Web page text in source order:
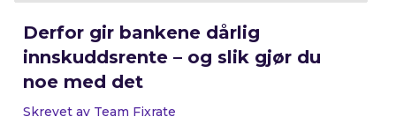
Derfor gir bankene dårlig
innskuddsrente – og slik gjør du
noe med det
Skrevet av Team Fixrate